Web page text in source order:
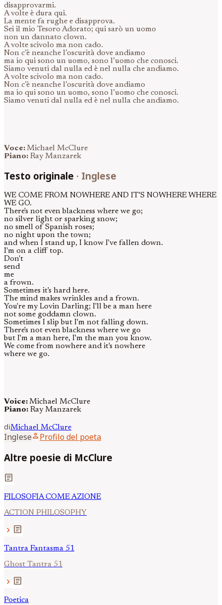
disapprovarmi.
A volte è dura qui.
La mente fa rughe e disapprova.
Sei il mio Tesoro Adorato; qui sarò un uomo
non un dannato clown.
A volte scivolo ma non cado.
Non c’è neanche l’oscurità dove andiamo
ma io qui sono un uomo, sono l’uomo che conosci.
Siamo venuti dal nulla ed è nel nulla che andiamo.
A volte scivolo ma non cado.
Non c’è neanche l’oscurità dove andiamo
ma io qui sono un uomo, sono l’uomo che conosci.
Siamo venuti dal nulla ed è nel nulla che andiamo.
Voce:Michael McClure
Piano: Ray Manzarek
Testo originale · Inglese
WE COME FROM NOWHERE AND IT'S NOWHERE WHERE
WE GO.
There's not even blackness where we go;
no silver light or sparking snow;
no smell of Spanish roses;
no night upon the town;
and when I stand up, I know I've fallen down.
I'm on a cliff top.
Don't
send
me
a frown.
Sometimes it's hard here.
The mind makes wrinkles and a frown.
You're my Lovin Darling; I'll be a man here
not some goddamn clown.
Sometimes I slip but I'm not falling down.
There's not even blackness where we go
but I'm a man here, I'm the man you know.
We come from nowhere and it's nowhere
where we go.
Voice:Michael McClure
Piano: Ray Manzarek
diMichael McClure
Ingleseperson Profilo del poeta
Altre poesie di McClure
article
FILOSOFIA COME AZIONE
ACTION PHILOSOPHY
chevron_right article
Tantra Fantasma 51
Ghost Tantra 51
chevron_right article
Poetica